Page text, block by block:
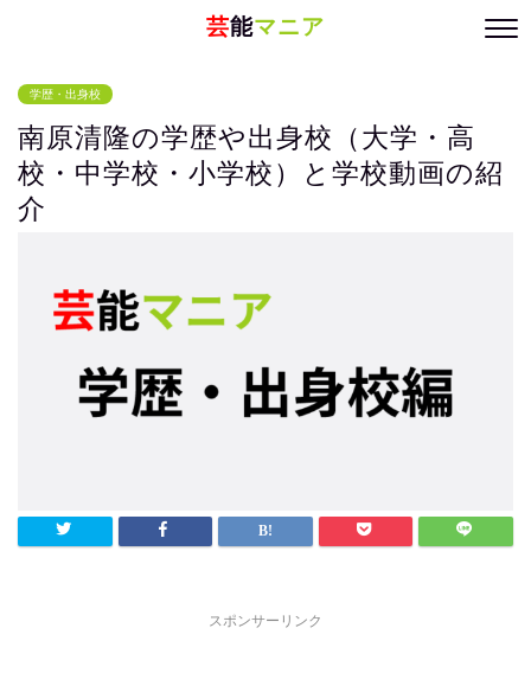
芸能マニア
学歴・出身校
南原清隆の学歴や出身校（大学・高
校・中学校・小学校）と学校動画の紹
介
スポンサーリンク